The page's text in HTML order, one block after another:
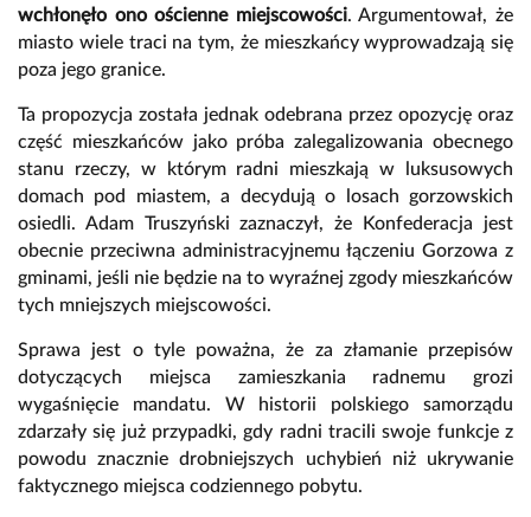
wchłonęło ono ościenne miejscowości. Argumentował, że
miasto wiele traci na tym, że mieszkańcy wyprowadzają się
poza jego granice.
Ta propozycja została jednak odebrana przez opozycję oraz
część mieszkańców jako próba zalegalizowania obecnego
stanu rzeczy, w którym radni mieszkają w luksusowych
domach pod miastem, a decydują o losach gorzowskich
osiedli. Adam Truszyński zaznaczył, że Konfederacja jest
obecnie przeciwna administracyjnemu łączeniu Gorzowa z
gminami, jeśli nie będzie na to wyraźnej zgody mieszkańców
tych mniejszych miejscowości.
Sprawa jest o tyle poważna, że za złamanie przepisów
dotyczących miejsca zamieszkania radnemu grozi
wygaśnięcie mandatu. W historii polskiego samorządu
zdarzały się już przypadki, gdy radni tracili swoje funkcje z
powodu znacznie drobniejszych uchybień niż ukrywanie
faktycznego miejsca codziennego pobytu.